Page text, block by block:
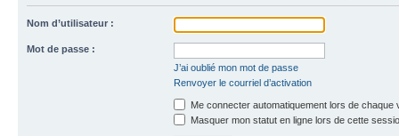
Nom d’utilisateur :
Mot de passe :
J’ai oublié mon mot de passe
Renvoyer le courriel d’activation
Me connecter automatiquement lors de chaque
Masquer mon statut en ligne lors de cette